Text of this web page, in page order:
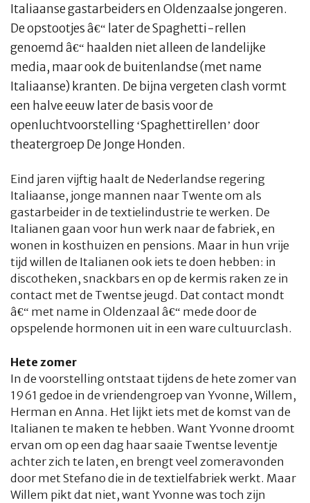
Italiaanse gastarbeiders en Oldenzaalse jongeren.
De opstootjes â€“ later de Spaghetti-rellen
genoemd â€“ haalden niet alleen de landelijke
media, maar ook de buitenlandse (met name
Italiaanse) kranten. De bijna vergeten clash vormt
een halve eeuw later de basis voor de
openluchtvoorstelling ‘Spaghettirellen’ door
theatergroep De Jonge Honden.
Eind jaren vijftig haalt de Nederlandse regering
Italiaanse, jonge mannen naar Twente om als
gastarbeider in de textielindustrie te werken. De
Italianen gaan voor hun werk naar de fabriek, en
wonen in kosthuizen en pensions. Maar in hun vrije
tijd willen de Italianen ook iets te doen hebben: in
discotheken, snackbars en op de kermis raken ze in
contact met de Twentse jeugd. Dat contact mondt
â€“ met name in Oldenzaal â€“ mede door de
opspelende hormonen uit in een ware cultuurclash.
Hete zomer
In de voorstelling ontstaat tijdens de hete zomer van
1961 gedoe in de vriendengroep van Yvonne, Willem,
Herman en Anna. Het lijkt iets met de komst van de
Italianen te maken te hebben. Want Yvonne droomt
ervan om op een dag haar saaie Twentse leventje
achter zich te laten, en brengt veel zomeravonden
door met Stefano die in de textielfabriek werkt. Maar
Willem pikt dat niet, want Yvonne was toch zijn